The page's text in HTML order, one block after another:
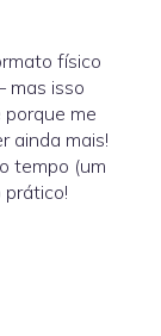
físico
mas isso
porque me
ainda mais!
tempo (um
prático!